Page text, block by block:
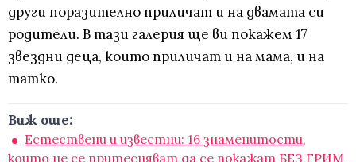
други поразително приличат и на двамата си
родители. В тази галерия ще ви покажем 17
звездни деца, които приличат и на мама, и на
татко.
Виж още:
Естествени и известни: 16 знаменитости,
които не се притесняват да се покажат БЕЗ ГРИМ